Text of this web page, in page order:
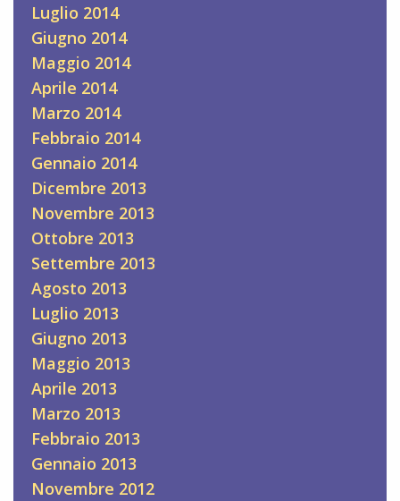
Luglio 2014
Giugno 2014
Maggio 2014
Aprile 2014
Marzo 2014
Febbraio 2014
Gennaio 2014
Dicembre 2013
Novembre 2013
Ottobre 2013
Settembre 2013
Agosto 2013
Luglio 2013
Giugno 2013
Maggio 2013
Aprile 2013
Marzo 2013
Febbraio 2013
Gennaio 2013
Novembre 2012